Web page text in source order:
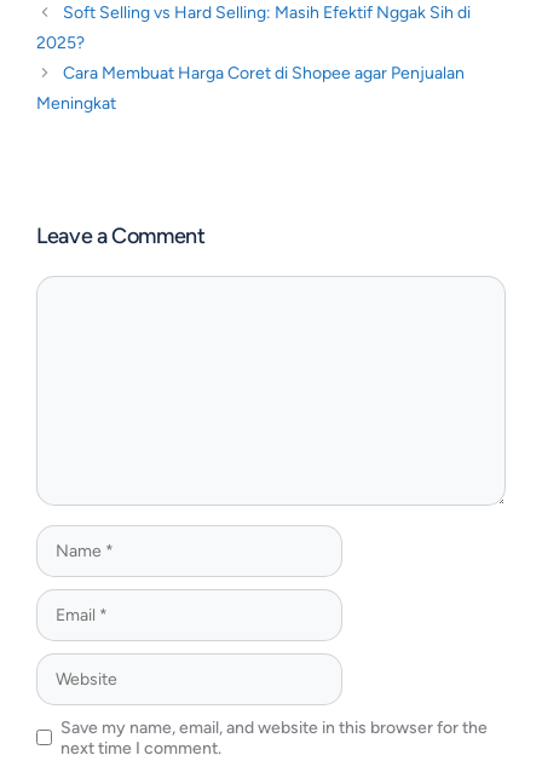
Soft Selling vs Hard Selling: Masih Efektif Nggak Sih di
2025?
Cara Membuat Harga Coret di Shopee agar Penjualan
Meningkat
Leave a Comment
Save my name, email, and website in this browser for the
next time I comment.